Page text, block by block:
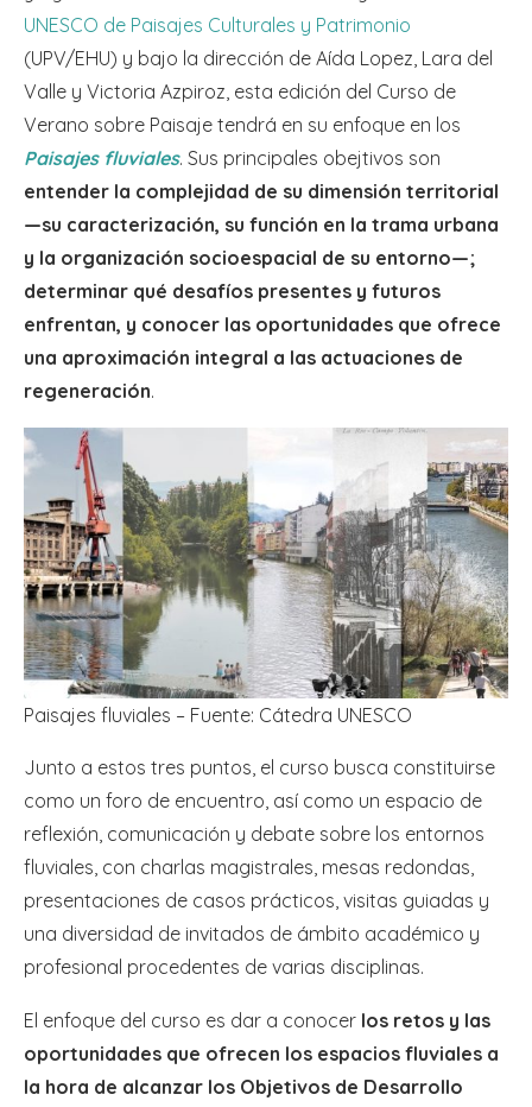
UNESCO de Paisajes Culturales y Patrimonio
(UPV/EHU) y bajo la dirección de Aída Lopez, Lara del
Valle y Victoria Azpiroz, esta edición del Curso de
Verano sobre Paisaje tendrá en su enfoque en los
Paisajes fluviales. Sus principales obejtivos son
entender la complejidad de su dimensión territorial
—su caracterización, su función en la trama urbana
y la organización socioespacial de su entorno—;
determinar qué desafíos presentes y futuros
enfrentan, y conocer las oportunidades que ofrece
una aproximación integral a las actuaciones de
regeneración.
Paisajes fluviales – Fuente: Cátedra UNESCO
Junto a estos tres puntos, el curso busca constituirse
como un foro de encuentro, así como un espacio de
reflexión, comunicación y debate sobre los entornos
fluviales, con charlas magistrales, mesas redondas,
presentaciones de casos prácticos, visitas guiadas y
una diversidad de invitados de ámbito académico y
profesional procedentes de varias disciplinas.
El enfoque del curso es dar a conocer los retos y las
oportunidades que ofrecen los espacios fluviales a
la hora de alcanzar los Objetivos de Desarrollo